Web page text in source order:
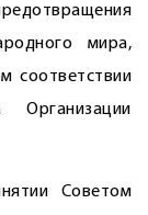
мира,
соответствии
Советом